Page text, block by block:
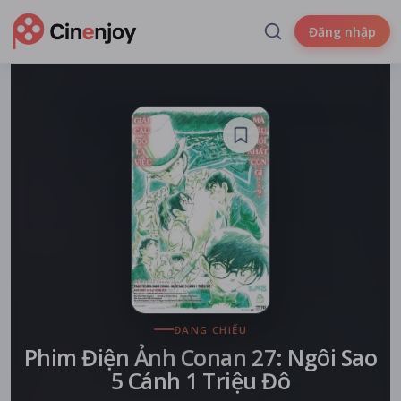
Đăng nhập
ĐANG CHIẾU
Phim Điện Ảnh Conan 27: Ngôi Sao
5 Cánh 1 Triệu Đô